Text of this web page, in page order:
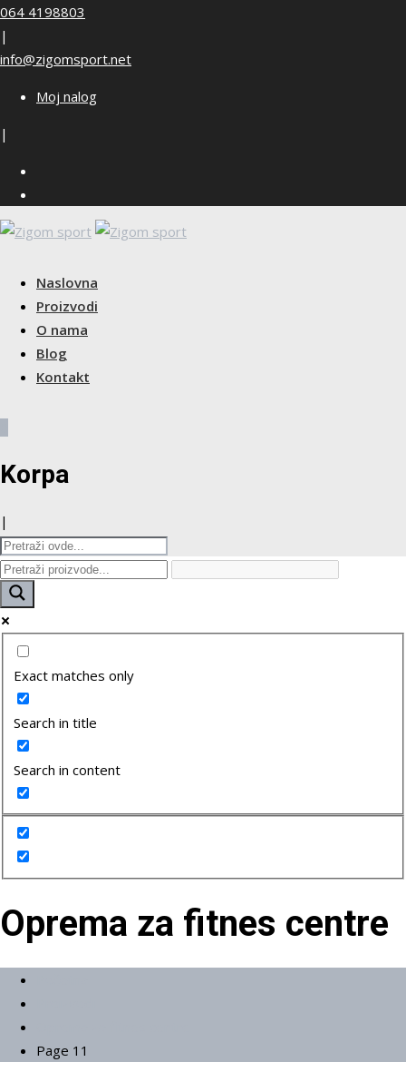
Skip
to
content
064 4198803
|
info@zigomsport.net
Moj nalog
|
Naslovna
Proizvodi
O nama
Blog
Kontakt
Korpa
|
Exact matches only
Search in title
Search in content
Oprema za fitnes centre
Page 11